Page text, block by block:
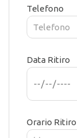
Telefono
Data Ritiro
Orario Ritiro